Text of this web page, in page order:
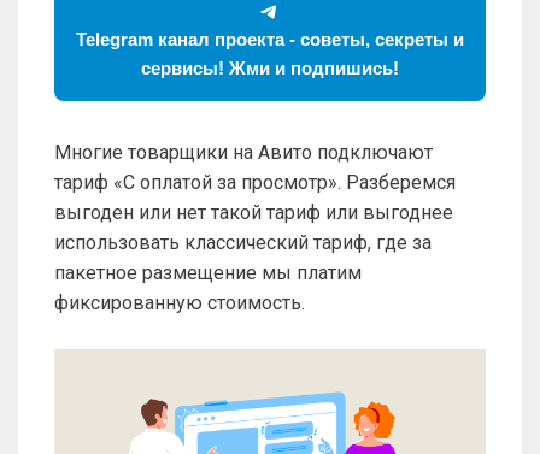
Telegram канал проекта - советы, секреты и
сервисы! Жми и подпишись!
Многие товарщики на Авито подключают
тариф «С оплатой за просмотр». Разберемся
выгоден или нет такой тариф или выгоднее
использовать классический тариф, где за
пакетное размещение мы платим
фиксированную стоимость.